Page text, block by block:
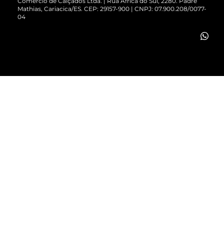
Vendas Corporativas
Mathias, Cariacica/ES. CEP: 29157-900 | CNPJ: 07.900.208/0077-
04